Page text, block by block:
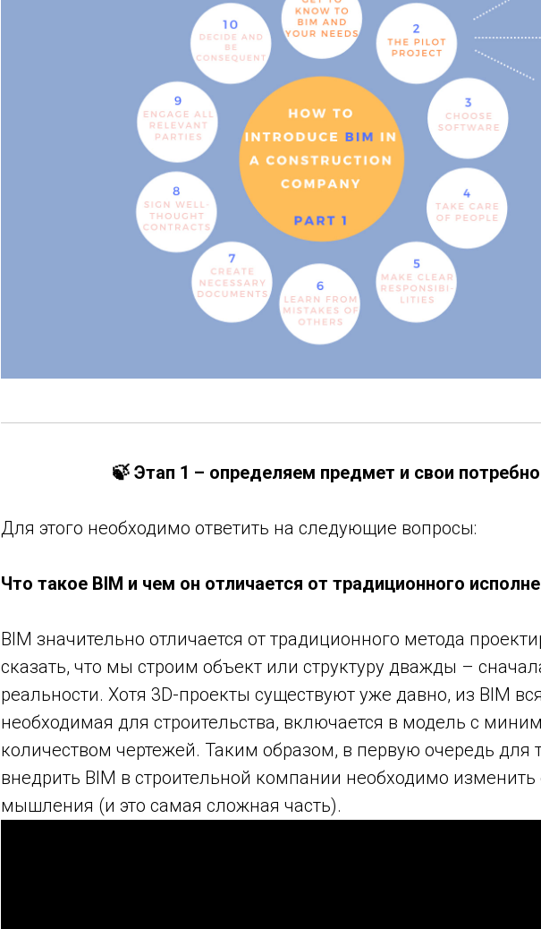
🍃 Этап 1 – определяем предмет и свои
Для этого необходимо ответить на следующие вопросы:
Что такое BIM и чем он отличается от традиционного
BIM значительно отличается от традиционного метода
сказать, что мы строим объект или структуру дважды –
реальности. Хотя 3D-проекты существуют уже давно, из BIM
необходимая для строительства, включается в модель с
количеством чертежей. Таким образом, в первую очередь для
внедрить BIM в строительной компании необходимо изменить
мышления (и это самая сложная часть).